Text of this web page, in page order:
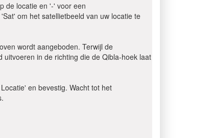
de locatie en '-' voor een
om het satellietbeeld van uw locatie te
wordt aangeboden. Terwijl de
in de richting die de Qibla-hoek laat
en bevestig. Wacht tot het